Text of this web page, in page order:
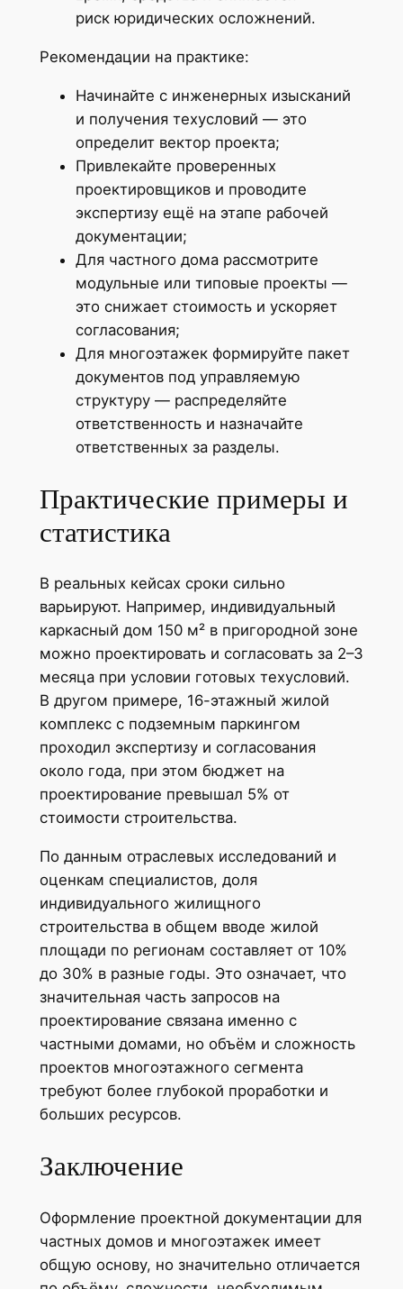
риск юридических осложнений.
Рекомендации на практике:
Начинайте с инженерных изысканий
и получения техусловий — это
определит вектор проекта;
Привлекайте проверенных
проектировщиков и проводите
экспертизу ещё на этапе рабочей
документации;
Для частного дома рассмотрите
модульные или типовые проекты —
это снижает стоимость и ускоряет
согласования;
Для многоэтажек формируйте пакет
документов под управляемую
структуру — распределяйте
ответственность и назначайте
ответственных за разделы.
Практические примеры и
статистика
В реальных кейсах сроки сильно
варьируют. Например, индивидуальный
каркасный дом 150 м² в пригородной зоне
можно проектировать и согласовать за 2–3
месяца при условии готовых техусловий.
В другом примере, 16-этажный жилой
комплекс с подземным паркингом
проходил экспертизу и согласования
около года, при этом бюджет на
проектирование превышал 5% от
стоимости строительства.
По данным отраслевых исследований и
оценкам специалистов, доля
индивидуального жилищного
строительства в общем вводе жилой
площади по регионам составляет от 10%
до 30% в разные годы. Это означает, что
значительная часть запросов на
проектирование связана именно с
частными домами, но объём и сложность
проектов многоэтажного сегмента
требуют более глубокой проработки и
больших ресурсов.
Заключение
Оформление проектной документации для
частных домов и многоэтажек имеет
общую основу, но значительно отличается